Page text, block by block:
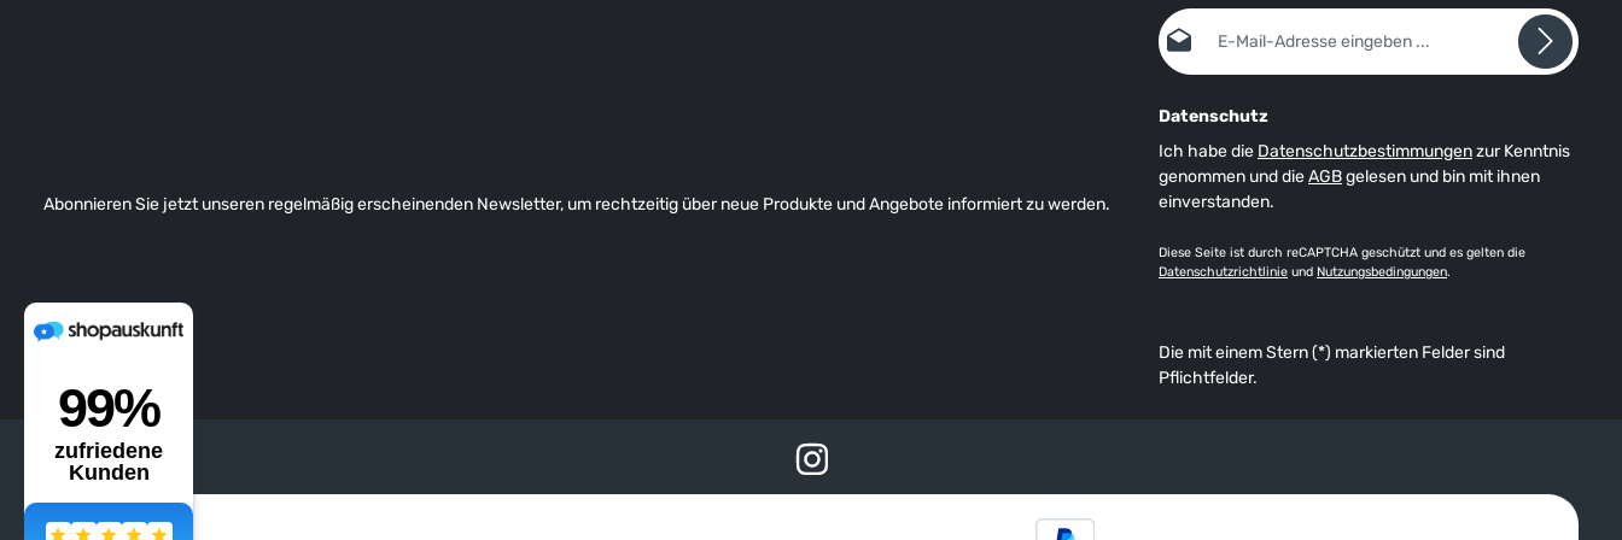
Handschuhgröße ist dieses Maß in cm
Abonnieren Sie jetzt unseren regelmäßig erscheinenden Newsletter, um rechtzeitig über neue Produkte und Angebote informiert zu werden.
E-Mail-Adresse*
Datenschutz
Ich habe die Datenschutzbestimmungenzur Kenntnis
genommen und dieAGBgelesen und bin mit ihnen
einverstanden.
Diese Seite ist durch reCAPTCHA geschützt und es gelten die
Datenschutzrichtlinie und Nutzungsbedingungen.
Die mit einem Stern (*) markierten Felder sind
Pflichtfelder.